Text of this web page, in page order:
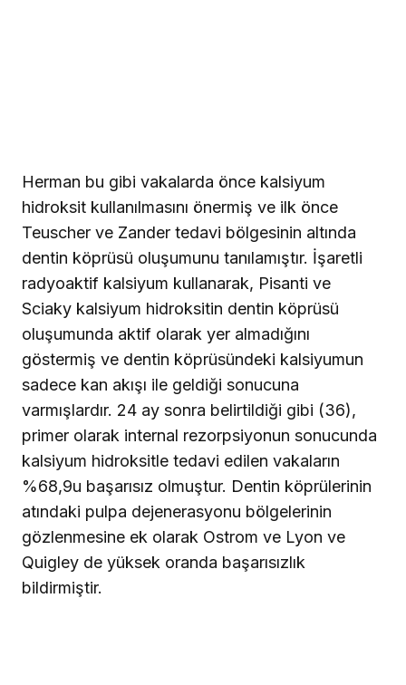
Herman bu gibi vakalarda önce kalsiyum
hidroksit kullanılmasını önermiş ve ilk önce
Teuscher ve Zander tedavi bölgesinin altında
dentin köprüsü oluşumunu tanılamıştır. İşaretli
radyoaktif kalsiyum kullanarak, Pisanti ve
Sciaky kalsiyum hidroksitin dentin köprüsü
oluşumunda aktif olarak yer almadığını
göstermiş ve dentin köprüsündeki kalsiyumun
sadece kan akışı ile geldiği sonucuna
varmışlardır. 24 ay sonra belirtildiği gibi (36),
primer olarak internal rezorpsiyonun sonucunda
kalsiyum hidroksitle tedavi edilen vakaların
%68,9u başarısız olmuştur. Dentin köprülerinin
atındaki pulpa dejenerasyonu bölgelerinin
gözlenmesine ek olarak Ostrom ve Lyon ve
Quigley de yüksek oranda başarısızlık
bildirmiştir.